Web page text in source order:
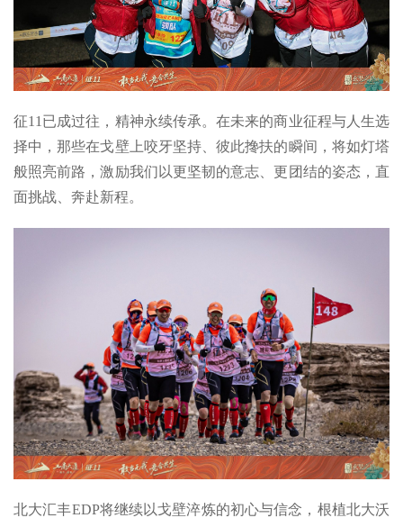
征11已成过往，精神永续传承。在未来的商业征程与人生选
择中，那些在戈壁上咬牙坚持、彼此搀扶的瞬间，将如灯塔
般照亮前路，激励我们以更坚韧的意志、更团结的姿态，直
面挑战、奔赴新程。
北大汇丰EDP将继续以戈壁淬炼的初心与信念，根植北大沃